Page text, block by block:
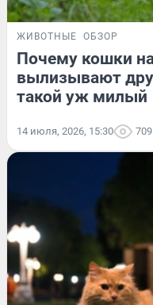
ЖИВОТНЫЕ ОБЗОР
Почему кошки
вылизывают
такой уж милый
14 июля, 2026, 15:30 709